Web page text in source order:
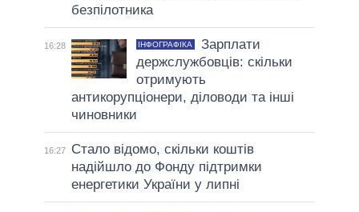
безпілотника
16:28 ІНФОГРАФІКА
Зарплати
держслужбовців: скільки
отримують
антикорупціонери, діловоди та інші
чиновники
16:27
Стало відомо, скільки коштів
надійшло до Фонду підтримки
енергетики України у липні